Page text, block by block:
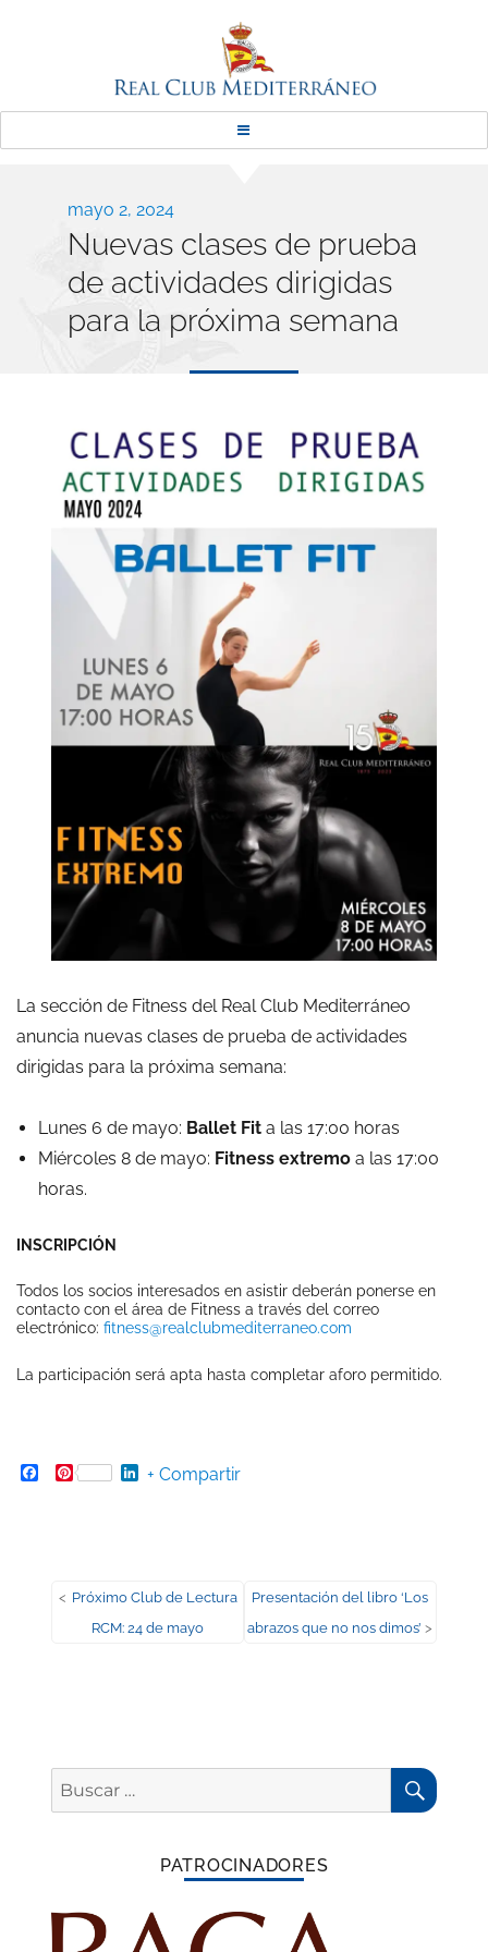
Real Club Mediterráneo
Publicado
el
mayo 2, 2024
Nuevas clases de prueba
de actividades dirigidas
para la próxima semana
La sección de Fitness del Real Club Mediterráneo
anuncia nuevas clases de prueba de actividades
dirigidas para la próxima semana:
Lunes 6 de mayo: Ballet Fit a las 17:00 horas
Miércoles 8 de mayo: Fitness extremo a las 17:00
horas.
INSCRIPCIÓN
Todos los socios interesados en asistir deberán ponerse en
contacto con el área de Fitness a través del correo
electrónico: fitness@realclubmediterraneo.com
La participación será apta hasta completar aforo permitido.
Facebook
Pinterest LinkedIn
+ Compartir
Navegación
de
< Entrada
anterior:
Próximo Club de Lectura
RCM: 24 de mayo
Entrada
siguiente:
Presentación del libro ‘Los
abrazos que no nos dimos’>
Buscar
por:
PATROCINADORES